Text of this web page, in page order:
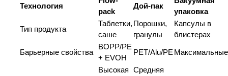
Технология
pack
Дой-пак
упаковка
Тип продукта
Таблетки,
саше
Порошки,
гранулы
Капсулы в
блистерах
Барьерные свойства
BOPP/PE
+ EVOH
PET/Alu/PE Максимальные
Высокая Средняя